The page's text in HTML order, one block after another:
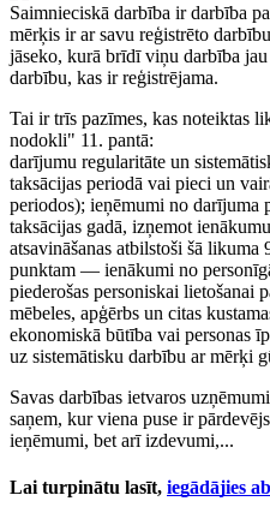
Saimnieciskā darbība ir darbība
mērķis ir ar savu reģistrēto
jāseko, kurā brīdī viņu darbība
darbību, kas ir reģistrējama.
Tai ir trīs pazīmes, kas noteiktas
nodokli" 11. pantā:
darījumu regularitāte un
taksācijas periodā vai pieci un
periodos); ieņēmumi no darījuma
taksācijas gadā, izņemot
atsavināšanas atbilstoši šā likuma
punktam — ienākumi no
piederošas personiskai lietošanai
mēbeles, apģērbs un citas
ekonomiskā būtība vai personas
uz sistemātisku darbību ar mērķi
Savas darbības ietvaros
saņem, kur viena puse ir
ieņēmumi, bet arī izdevumi,...
Lai turpinātu lasīt, iegādājies